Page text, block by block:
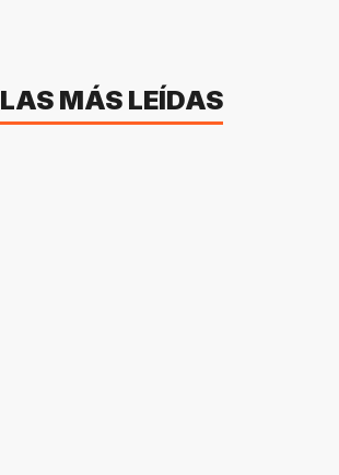
LAS MÁS LEÍDAS